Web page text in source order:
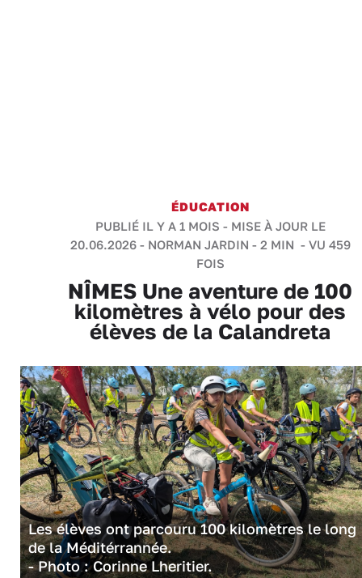
ÉDUCATION
PUBLIÉ IL Y A 1 MOIS - MISE À JOUR LE
20.06.2026 - NORMAN JARDIN - 2 MIN - VU 459
FOIS
NÎMES Une aventure de 100
kilomètres à vélo pour des
élèves de la Calandreta
Les élèves ont parcouru 100 kilomètres le long
de la Méditérrannée.
- Photo : Corinne Lheritier.